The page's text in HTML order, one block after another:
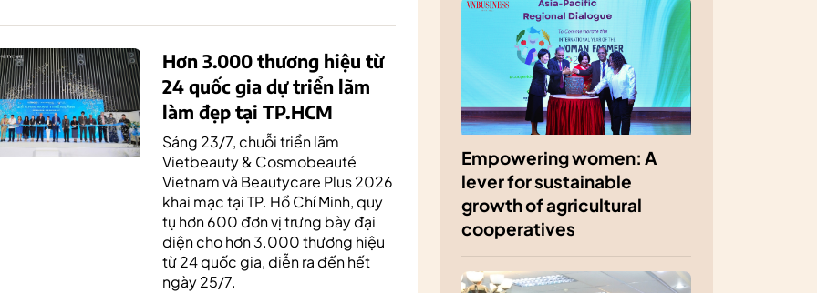
Hơn 3.000 thương hiệu từ
24 quốc gia dự triển lãm
làm đẹp tại TP.HCM
Sáng 23/7, chuỗi triển lãm
Vietbeauty & Cosmobeauté
Vietnam và Beautycare Plus 2026
khai mạc tại TP. Hồ Chí Minh, quy
tụ hơn 600 đơn vị trưng bày đại
diện cho hơn 3.000 thương hiệu
từ 24 quốc gia, diễn ra đến hết
ngày 25/7.
Empowering women: A
lever for sustainable
growth of agricultural
cooperatives